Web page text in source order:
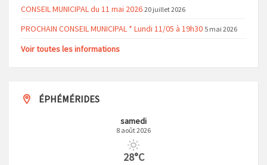
CONSEIL MUNICIPAL du 11 mai 2026 20 juillet 2026
PROCHAIN CONSEIL MUNICIPAL * Lundi 11/05 à 19h30 5 mai 2026
Voir toutes les informations
ÉPHÉMÉRIDES
samedi
8 août 2026
28°C